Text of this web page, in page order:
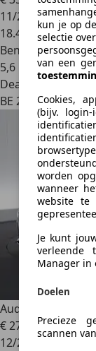
11/2021
18.444 km
Benzine
5,6 l/100 km
Dealer
BE 2400Mol
Audi A5
€ 27.6901
12/2021
kun je op
selectie
van een
Cookies,
(bijv. login-
worden
wanneer
website te
Je kunt
verleende
Manager in
Doelen
Precieze
scannen